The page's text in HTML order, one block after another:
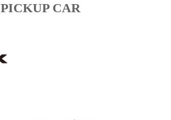
PICKUP CAR